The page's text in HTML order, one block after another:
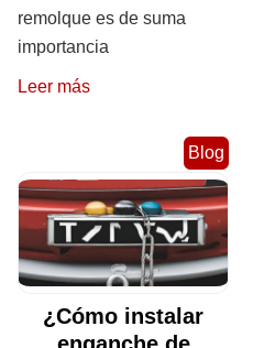
remolque es de suma
importancia
Leer más
Blog
¿Cómo instalar